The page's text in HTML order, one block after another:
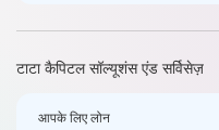
टाटा कैपिटल सॉल्यूशंस एंड सर्विसेज़
आपके लिए लोन